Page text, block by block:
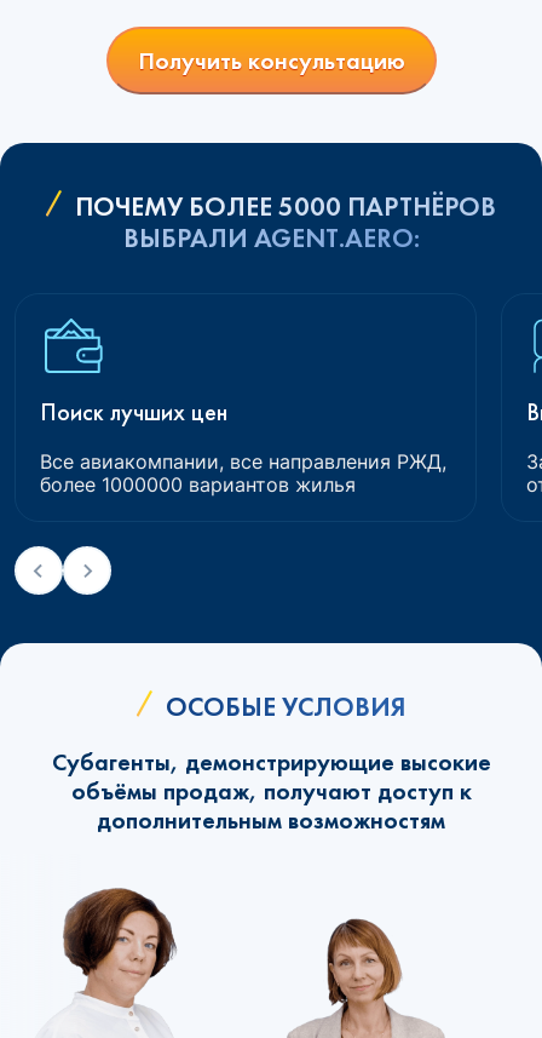
Получить консультацию
ПОЧЕМУ БОЛЕЕ 5000 ПАРТНЁРОВ
ВЫБРАЛИ AGENT.AERO:
Поиск лучших цен
Все авиакомпании, все направления РЖД,
более 1000000 вариантов жилья
ОСОБЫЕ УСЛОВИЯ
Субагенты, демонстрирующие высокие
объёмы продаж, получают доступ к
дополнительным возможностям